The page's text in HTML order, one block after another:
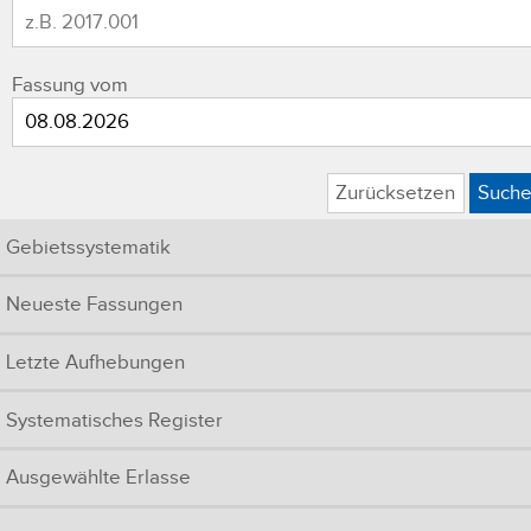
Fassung vom
Zurücksetzen
Gebietssystematik
Neueste Fassungen
Letzte Aufhebungen
Systematisches Register
Ausgewählte Erlasse